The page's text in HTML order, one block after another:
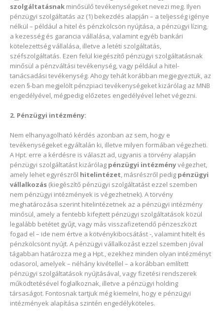
szolgáltatásnak minősülő tevékenységeket nevezi meg. Ilyen
pénzügyi szolgáltatás az (1) bekezdés alapján – a teljesség igénye
nélkül – például a hitel és pénzkölcsön nyújtása, a pénzügyi lízing,
a kezesség és garancia vállalása, valamint egyéb bankári
kötelezettség vállalása, illetve a letéti szolgáltatás,
széfszolgáltatás. Ezen felül kiegészítő pénzügyi szolgáltatásnak
minősül a pénzváltási tevékenység, vagy például a hitel-
tanácsadási tevékenység. Ahogy tehát korábban megjegyeztük, az
ezen §-ban megjelölt pénzpiaci tevékenységeket kizárólag az MNB
engedélyével, mégpedig előzetes engedélyével lehet végezni.
2. Pénzügyi intézmény:
Nem elhanyagolható kérdés azonban az sem, hogy e
tevékenységeket egyáltalán ki, illetve milyen formában végezheti.
A Hpt. erre a kérdésre is választ ad, ugyanis a törvény alapján
pénzügyi szolgáltatást kizárólag pénzügyi intézményvégezhet,
amely lehet egyrészről hitelintézet, másrészről pedig pénzügyi
vállalkozás (kiegészítő pénzügyi szolgáltatást ezzel szemben
nem pénzügyi intézmények is végezhetnek). A törvény
meghatározása szerint hitelintézetnek az a pénzügyi intézmény
minősül, amely a fentebb kifejtett pénzügyi szolgáltatások közül
legalább betétet gyűjt, vagy más visszafizetendő pénzeszközt
fogad el – ide nem értve a kötvénykibocsátást -, valamint hitelt és
pénzkölcsönt nyújt. A pénzügyi vállalkozást ezzel szemben jóval
tágabban határozza meg a Hpt., ezekhez minden olyan intézményt
odasorol, amelyek – néhány kivétellel – a korábban említett
pénzügyi szolgáltatások nyújtásával, vagy fizetési rendszerek
működtetésével foglalkoznak, illetve a pénzügyi holding
társaságot. Fontosnak tartjuk még kiemelni, hogy e pénzügyi
intézmények alapítása szintén engedélyköteles.